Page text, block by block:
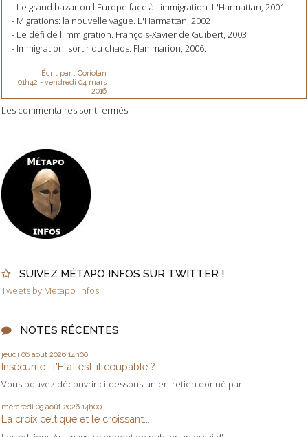
SUIVEZ MÉTAPO INFOS SUR TWITTER !
Tweets by Metapo_infos
NOTES RÉCENTES
jeudi 06 août 2026 14h00
Insécurité : l'Etat est-il coupable ?...
Vous pouvez découvrir ci-dessous un entretien donné par...
mercredi 05 août 2026 14h00
La croix celtique et le croissant...
- Le grand bazar ou l'Europe face à l'immigration. L'Harmattan, 2001
- Migrations: la nouvelle vague. L'Harmattan, 2002
- Le défi de l'immigration. François-Xavier de Guibert, 2003
- Immigration: sortir du chaos. Flammarion, 2006.
Écrit par : Coriolan
01h42 - vendredi 04 mars
2016
Les commentaires sont fermés.